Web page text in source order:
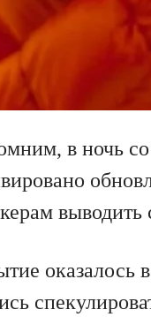
в ночь
оказалось